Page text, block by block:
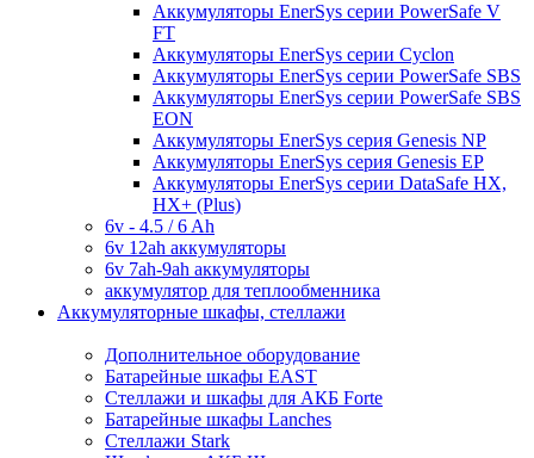
Аккумуляторы EnerSys серии PowerSafe V
FT
Аккумуляторы EnerSys серии Cyclon
Аккумуляторы EnerSys серии PowerSafe SBS
Аккумуляторы EnerSys серии PowerSafe SBS
EON
Аккумуляторы EnerSys серия Genesis NP
Аккумуляторы EnerSys серия Genesis EP
Аккумуляторы EnerSys серии DataSafe HX,
HX+ (Plus)
6v - 4.5 / 6 Ah
6v 12ah аккумуляторы
6v 7ah-9ah аккумуляторы
аккумулятор для теплообменника
Аккумуляторные шкафы, стеллажи
Дополнительное оборудование
Батарейные шкафы EAST
Стеллажи и шкафы для АКБ Forte
Батарейные шкафы Lanches
Стеллажи Stark